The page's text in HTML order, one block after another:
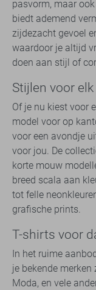
pasvorm, maar
biedt ademend
zijdezacht gevoel
waardoor je altijd
doen aan stijl of
Stijlen voor
Of je nu kiest voor
model voor op
voor een avondje
voor jou. De
korte mouw
breed scala aan
tot felle
grafische prints.
T-shirts voor
In het ruime
je bekende merken
Moda, en vele